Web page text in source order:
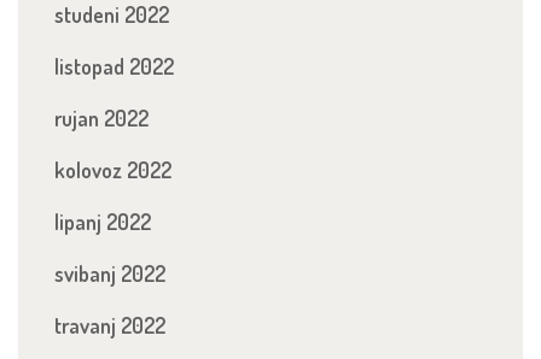
studeni 2022
listopad 2022
rujan 2022
kolovoz 2022
lipanj 2022
svibanj 2022
travanj 2022